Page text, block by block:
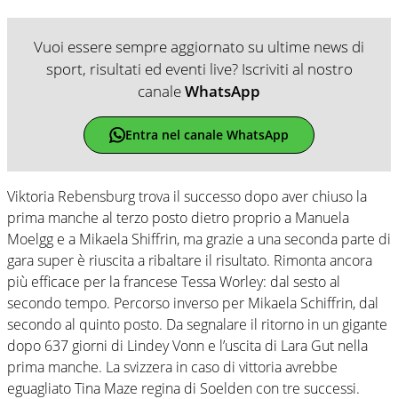
Vuoi essere sempre aggiornato su ultime news di
sport, risultati ed eventi live? Iscriviti al nostro
canaleWhatsApp
Entra nel canale WhatsApp
Viktoria Rebensburg trova il successo dopo aver chiuso la
prima manche al terzo posto dietro proprio a Manuela
Moelgg e a Mikaela Shiffrin, ma grazie a una seconda parte di
gara super è riuscita a ribaltare il risultato. Rimonta ancora
più efficace per la francese Tessa Worley: dal sesto al
secondo tempo. Percorso inverso per Mikaela Schiffrin, dal
secondo al quinto posto. Da segnalare il ritorno in un gigante
dopo 637 giorni di Lindey Vonn e l’uscita di Lara Gut nella
prima manche. La svizzera in caso di vittoria avrebbe
eguagliato Tina Maze regina di Soelden con tre successi.